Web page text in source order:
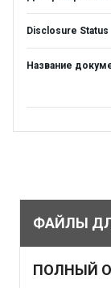
Disclosure Status
Название
ФАЙЛЫ
ПОЛНЫЙ